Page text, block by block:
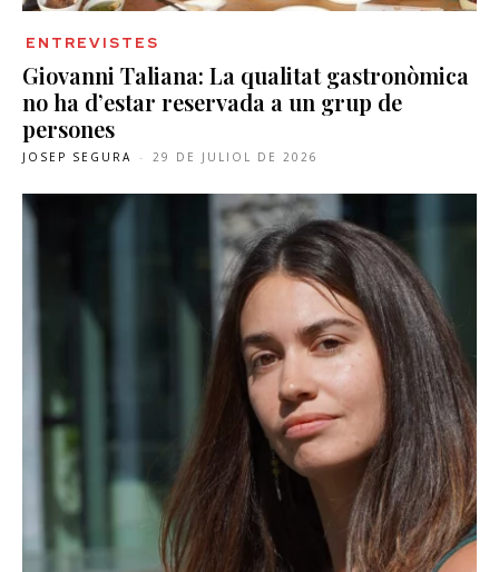
ENTREVISTES
Giovanni Taliana: La qualitat gastronòmica
no ha d’estar reservada a un grup de
persones
JOSEP SEGURA - 29 DE JULIOL DE 2026